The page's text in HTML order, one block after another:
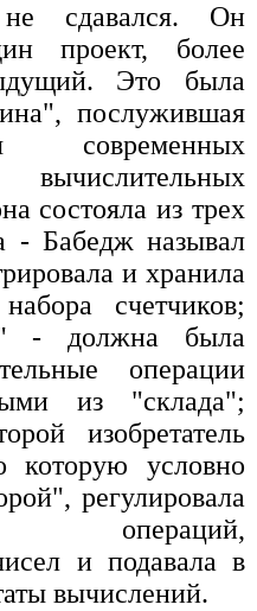
сдавался. Он
проект, более
Это была
послужившая
современных
вычислительных
состояла из трех
- Бабедж называл
и хранила
счетчиков;
- должна была
операции
из "склада";
изобретатель
которую условно
регулировала
операций,
и подавала в
вычислений.